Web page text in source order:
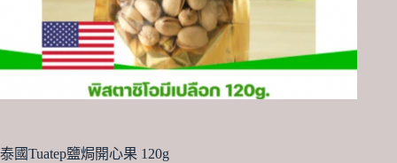
泰國Tuatep鹽焗開心果 120g